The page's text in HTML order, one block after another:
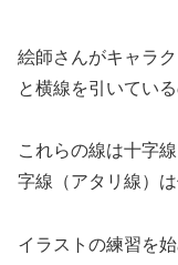
絵師さんがキャラ
と横線を引いてい
これらの線は十字
字線（アタリ線）
イラストの練習を